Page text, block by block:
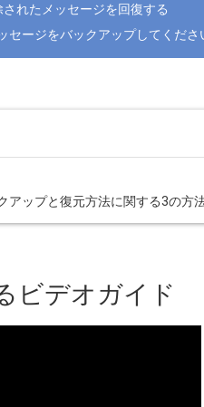
れたメッセージを回復する
セージをバックアップしてくださ
アップと復元方法に関する3の方
ビデオガイド